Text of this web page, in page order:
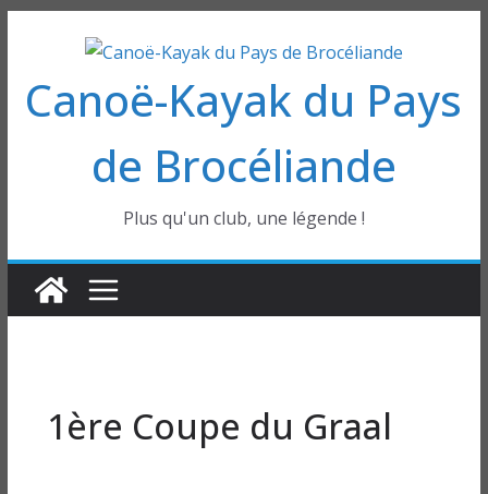
contenu
Canoë-Kayak du Pays
de Brocéliande
Plus qu'un club, une légende !
1ère Coupe du Graal